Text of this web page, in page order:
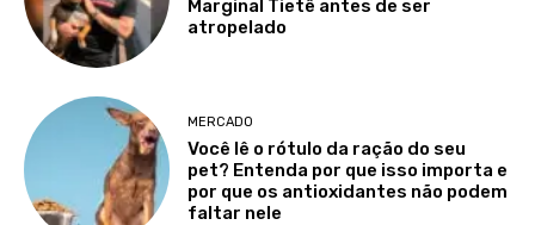
Marginal Tietê antes de ser
atropelado
MERCADO
Você lê o rótulo da ração do seu
pet? Entenda por que isso importa e
por que os antioxidantes não podem
faltar nele